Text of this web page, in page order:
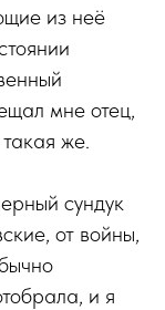
из неё
мне отец,
же.
сундук
от войны,
и я